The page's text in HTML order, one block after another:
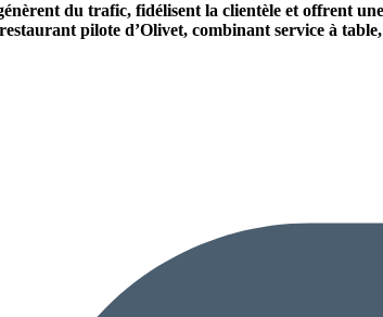
du trafic, fidélisent la clientèle et offrent
pilote d’Olivet, combinant service à